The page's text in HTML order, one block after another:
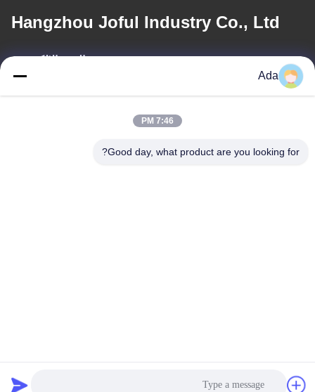
Hangzhou Joful Industry Co., Ltd
البريد الإلكتروني
Ada
7:46 PM
Good day, what product are you looking for?